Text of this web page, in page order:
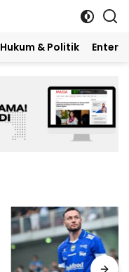
Hukum & Politik